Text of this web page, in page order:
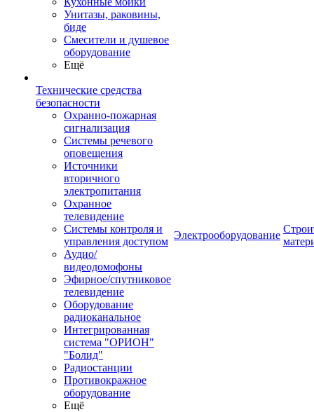
Унитазы, раковины,
биде
Смесители и душевое
оборудование
Ещё
Технические средства
безопасности
Охранно-пожарная
сигнализация
Системы речевого
оповещения
Источники
вторичного
электропитания
Охранное
телевидение
Системы контроля и
управления доступом
Аудио/
видеодомофоны
Эфирное/спутниковое
телевидение
Оборудование
радиоканальное
Интегрированная
система "ОРИОН"
"Болид"
Радиостанции
Противокражное
оборудование
Ещё
Электрооборудование